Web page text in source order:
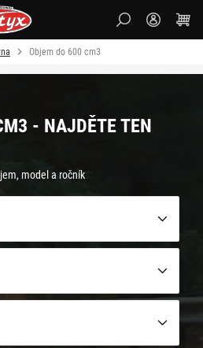
Objem do 600 cm3
- NAJDĚTE TEN
model a ročník